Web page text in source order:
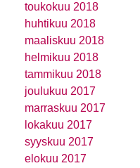
toukokuu 2018
huhtikuu 2018
maaliskuu 2018
helmikuu 2018
tammikuu 2018
joulukuu 2017
marraskuu 2017
lokakuu 2017
syyskuu 2017
elokuu 2017